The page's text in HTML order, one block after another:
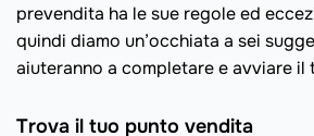
prevendita ha le sue regole ed
quindi diamo un’occhiata a sei
aiuteranno a completare e avviare il
Trova il tuo punto vendita